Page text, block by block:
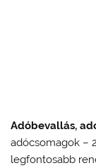
Adóbevallás,
adócsomagok –
legfontosabb